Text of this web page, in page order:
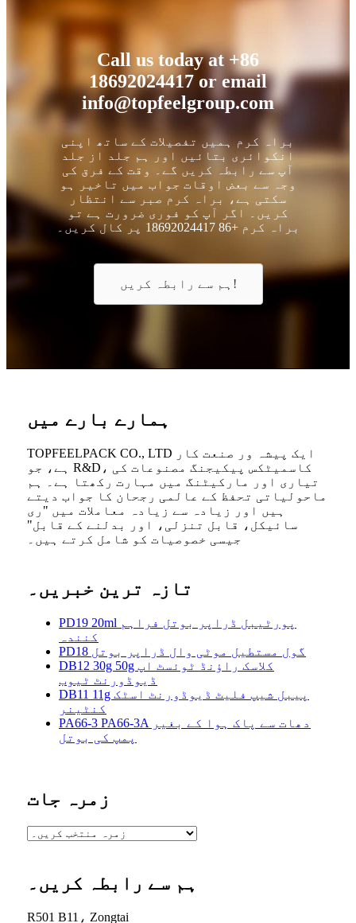
Call us today at +86
18692024417 or email
info@topfeelgroup.com
براہ کرم ہمیں تفصیلات کے ساتھ اپنی
انکوائری بتائیں اور ہم جلد از جلد
آپ سے رابطہ کریں گے۔ وقت کے فرق کی
وجہ سے بعض اوقات جواب میں تاخیر ہو
سکتی ہے، براہ کرم صبر سے انتظار
کریں۔ اگر آپ کو فوری ضرورت ہے تو
براہ کرم +86 18692024417 پر کال کریں۔
ہم سے رابطہ کریں!
ہمارے بارے میں
TOPFEELPACK CO., LTD ایک پیشہ ور صنعت کار
ہے، جو R&D، کاسمیٹکس پیکیجنگ مصنوعات کی
تیاری اور مارکیٹنگ میں مہارت رکھتا ہے۔ ہم
ماحولیاتی تحفظ کے عالمی رجحان کا جواب دیتے
ہیں اور زیادہ سے زیادہ معاملات میں "ری
سائیکل، قابل تنزلی، اور بدلنے کے قابل"
جیسی خصوصیات کو شامل کرتے ہیں۔
تازہ ترین خبریں۔
PD19 20ml پورٹیبل ڈراپر بوتل فراہم
کنندہ
PD18 گول مستطیل موٹی وال ڈراپر بوتل
DB12 30g 50g کلاسک راؤنڈ ٹوئسٹ اپ
ڈیوڈورنٹ ٹیوب
DB11 11g پیبل شیپ فلیٹ ڈیوڈورنٹ اسٹک
کنٹینر
PA66-3 PA66-3A دھات سے پاک ہوا کے بغیر
پمپ کی بوتل
زمرہ جات
ہم سے رابطہ کریں۔
R501 B11، Zongtai